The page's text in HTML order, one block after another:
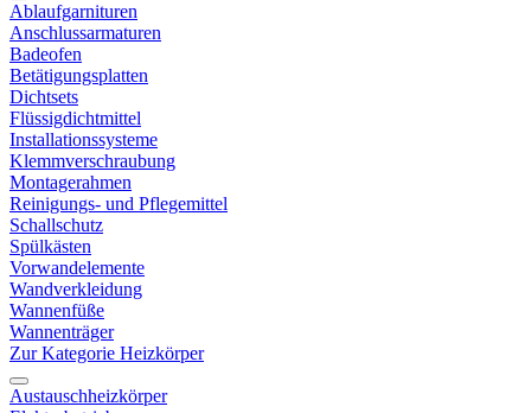
Ablaufgarnituren
Anschlussarmaturen
Badeofen
Betätigungsplatten
Dichtsets
Flüssigdichtmittel
Installationssysteme
Klemmverschraubung
Montagerahmen
Reinigungs- und Pflegemittel
Schallschutz
Spülkästen
Vorwandelemente
Wandverkleidung
Wannenfüße
Wannenträger
Zur Kategorie Heizkörper
Austauschheizkörper